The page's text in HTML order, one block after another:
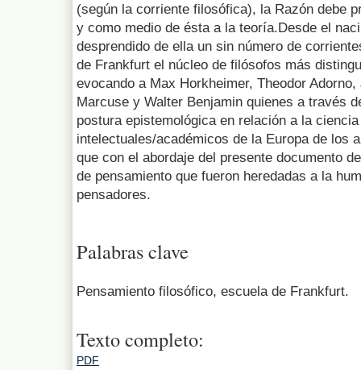
(según la corriente filosófica), la Razón debe
y como medio de ésta a la teoría.Desde el
desprendido de ella un sin número de
de Frankfurt el núcleo de filósofos más
evocando a Max Horkheimer, Theodor
Marcuse y Walter Benjamin quienes a través
postura epistemológica en relación a la
intelectuales/académicos de la Europa de los
que con el abordaje del presente documento
de pensamiento que fueron heredadas a la
pensadores.
Palabras clave
Pensamiento filosófico, escuela de Frankfurt.
Texto completo:
PDF